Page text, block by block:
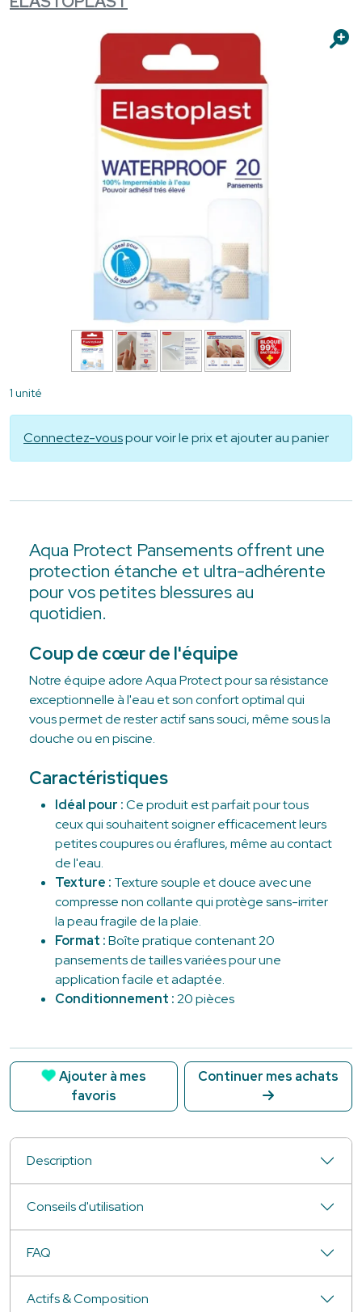
1 unité
Connectez-vouspour voir le prix et ajouter au panier
Aqua Protect Pansements offrent une
protection étanche et ultra-adhérente
pour vos petites blessures au
quotidien.
Coup de cœur de l'équipe
Notre équipe adore Aqua Protect pour sa résistance
exceptionnelle à l'eau et son confort optimal qui
vous permet de rester actif sans souci, même sous la
douche ou en piscine.
Caractéristiques
Idéal pour :Ce produit est parfait pour tous
ceux qui souhaitent soigner efficacement leurs
petites coupures ou éraflures, même au contact
de l'eau.
Texture : Texture souple et douce avec une
compresse non collante qui protège sans-irriter
la peau fragile de la plaie.
Format :Boîte pratique contenant 20
pansements de tailles variées pour une
application facile et adaptée.
Conditionnement :20 pièces
Ajouter à mes
favoris
Continuer mes achats
Description
Conseils d'utilisation
FAQ
Actifs & Composition